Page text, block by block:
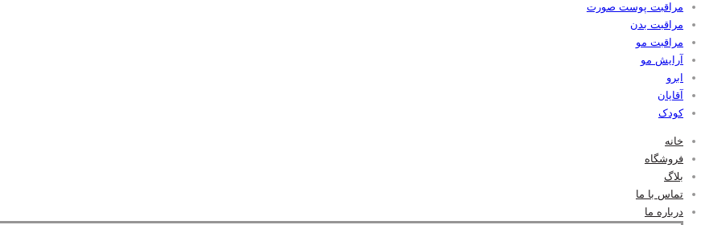
مراقبت پوست صورت
مراقبت بدن
مراقبت مو
آرایش مو
ابرو
آقایان
کودک
خانه
فروشگاه
بلاگ
تماس با ما
درباره ما